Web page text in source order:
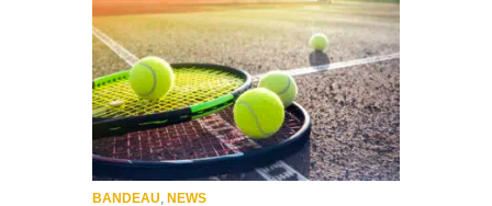
BANDEAU,NEWS
FORUM DES SPORTS.
Le TC-Choisy participera au forum des sports